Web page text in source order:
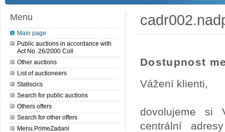
Menu
Main page
Public auctions in accordance with
Act No. 26/2000 Coll
Other auctions
List of auctioneers
Statiscics
Search for public auctions
Others offers
Search for other offers
Menu.PrimeZadani
Dostupnost
Vážení klienti,
dovolujeme si
centrální